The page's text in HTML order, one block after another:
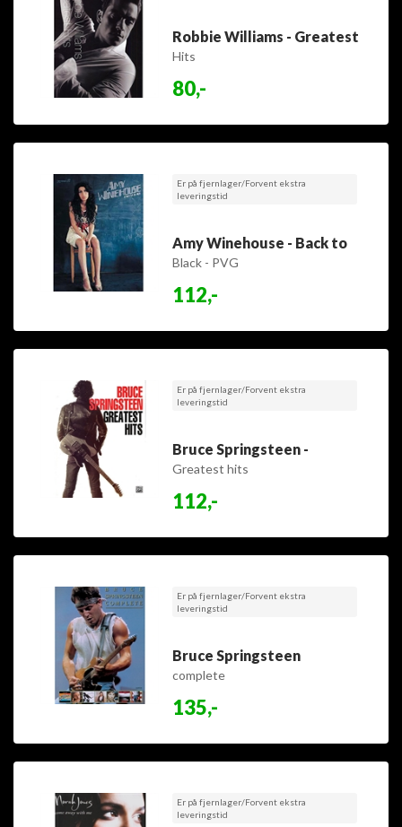
Robbie Williams - Greatest
Hits
80,-
Er på fjernlager/Forvent ekstra
leveringstid
Amy Winehouse - Back to
Black - PVG
112,-
Er på fjernlager/Forvent ekstra
leveringstid
Bruce Springsteen -
Greatest hits
112,-
Er på fjernlager/Forvent ekstra
leveringstid
Bruce Springsteen
complete
135,-
Er på fjernlager/Forvent ekstra
leveringstid